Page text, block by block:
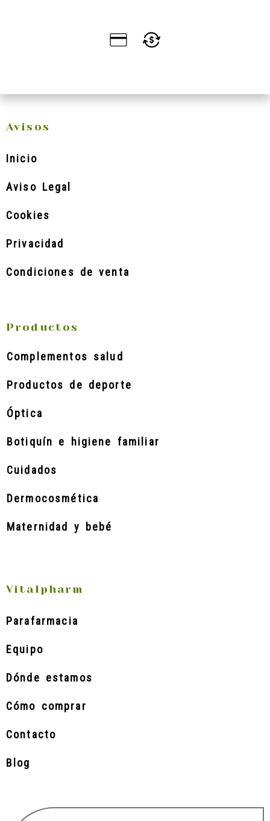
Avisos
Inicio
Aviso Legal
Cookies
Privacidad
Condiciones de venta
Productos
Complementos salud
Productos de deporte
Óptica
Botiquín e higiene familiar
Cuidados
Dermocosmética
Maternidad y bebé
Vitalpharm
Parafarmacia
Equipo
Dónde estamos
Cómo comprar
Contacto
Blog